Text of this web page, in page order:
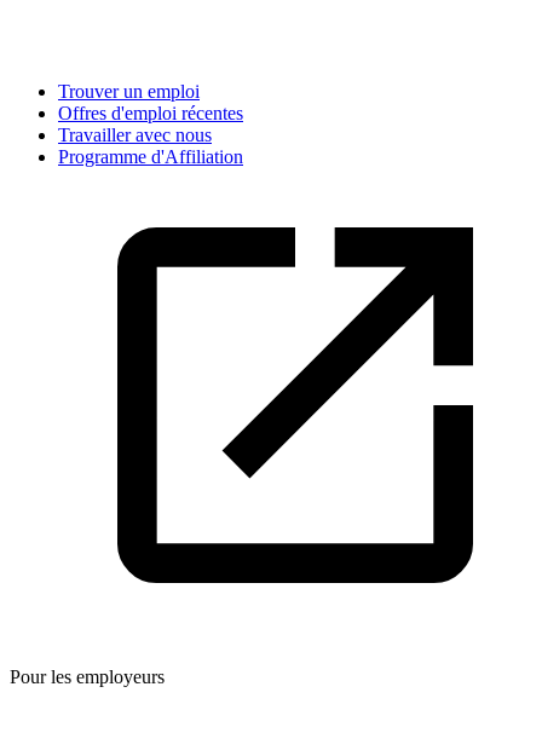
Trouver un emploi
Offres d'emploi récentes
Travailler avec nous
Programme d'Affiliation
Pour les employeurs